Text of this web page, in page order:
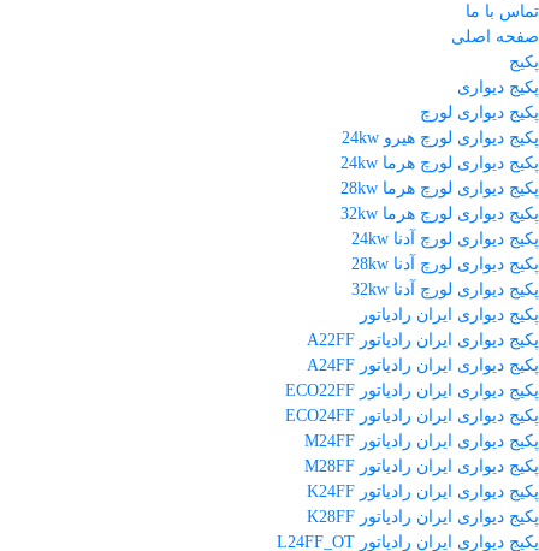
تماس با ما
صفحه اصلی
پکیج
پکیج دیواری
پکیج دیواری لورچ
پکیج دیواری لورچ هیرو 24kw
پکیج دیواری لورچ هرما 24kw
پکیج دیواری لورچ هرما 28kw
پکیج دیواری لورچ هرما 32kw
پکیج دیواری لورچ آدنا 24kw
پکیج دیواری لورچ آدنا 28kw
پکیج دیواری لورچ آدنا 32kw
پکیج دیواری ایران رادیاتور
پکیج دیواری ایران رادیاتور A22FF
پکیج دیواری ایران رادیاتور A24FF
پکیج دیواری ایران رادیاتور ECO22FF
پکیج دیواری ایران رادیاتور ECO24FF
پکیج دیواری ایران رادیاتور M24FF
پکیج دیواری ایران رادیاتور M28FF
پکیج دیواری ایران رادیاتور K24FF
پکیج دیواری ایران رادیاتور K28FF
پکیج دیواری ایران رادیاتور L24FF_OT